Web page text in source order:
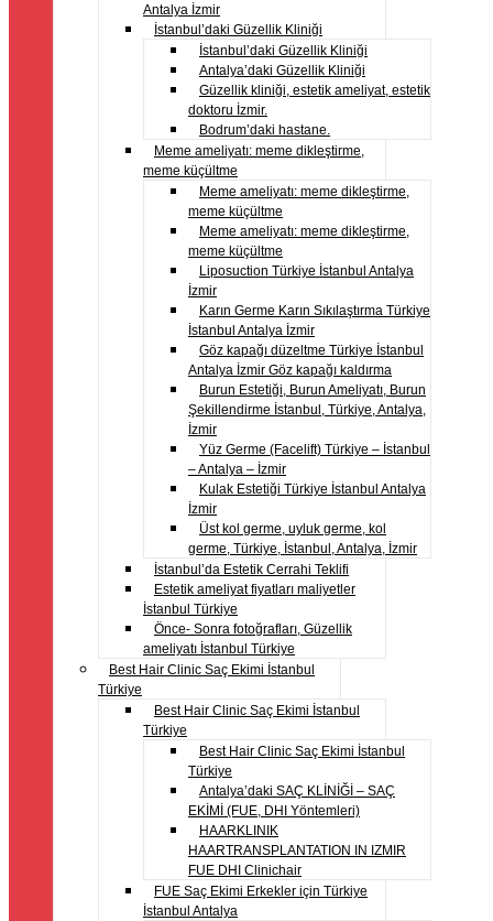
Antalya İzmir
İstanbul’daki Güzellik Kliniği
İstanbul’daki Güzellik Kliniği
Antalya’daki Güzellik Kliniği
Güzellik kliniği, estetik ameliyat, estetik
doktoru İzmir.
Bodrum’daki hastane.
Meme ameliyatı: meme dikleştirme,
meme küçültme
Meme ameliyatı: meme dikleştirme,
meme küçültme
Meme ameliyatı: meme dikleştirme,
meme küçültme
Liposuction Türkiye İstanbul Antalya
İzmir
Karın Germe Karın Sıkılaştırma Türkiye
İstanbul Antalya İzmir
Göz kapağı düzeltme Türkiye İstanbul
Antalya İzmir Göz kapağı kaldırma
Burun Estetiği, Burun Ameliyatı, Burun
Şekillendirme İstanbul, Türkiye, Antalya,
İzmir
Yüz Germe (Facelift) Türkiye – İstanbul
– Antalya – İzmir
Kulak Estetiği Türkiye İstanbul Antalya
İzmir
Üst kol germe, uyluk germe, kol
germe, Türkiye, İstanbul, Antalya, İzmir
İstanbul’da Estetik Cerrahi Teklifi
Estetik ameliyat fiyatları maliyetler
İstanbul Türkiye
Önce- Sonra fotoğrafları, Güzellik
ameliyatı İstanbul Türkiye
Best Hair Clinic Saç Ekimi İstanbul
Türkiye
Best Hair Clinic Saç Ekimi İstanbul
Türkiye
Best Hair Clinic Saç Ekimi İstanbul
Türkiye
Antalya’daki SAÇ KLİNİĞİ – SAÇ
EKİMİ (FUE, DHI Yöntemleri)
HAARKLINIK
HAARTRANSPLANTATION IN IZMIR
FUE DHI Clinichair
FUE Saç Ekimi Erkekler için Türkiye
İstanbul Antalya